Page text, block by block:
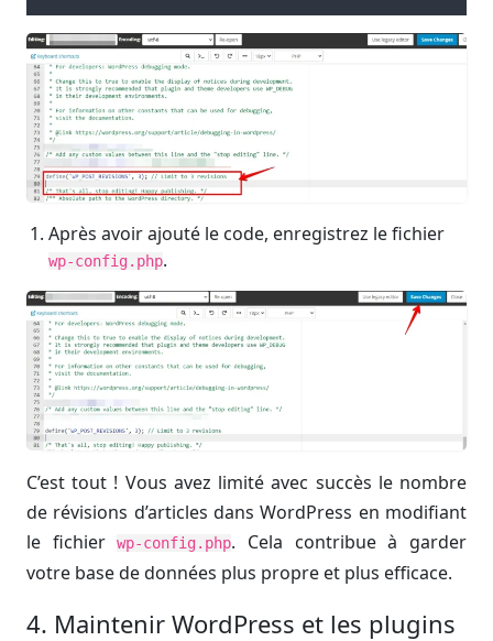
Après avoir ajouté le code, enregistrez le fichier
wp-config.php.
C’est tout ! Vous avez limité avec succès le nombre
de révisions d’articles dans WordPress en modifiant
le fichierwp-config.php. Cela contribue à garder
votre base de données plus propre et plus efficace.
4. Maintenir WordPress et les plugins